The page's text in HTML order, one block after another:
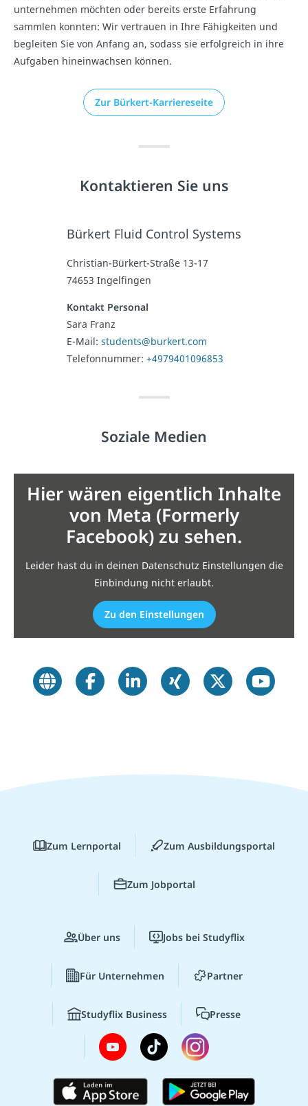
unternehmen möchten oder bereits erste Erfahrung
sammlen konnten: Wir vertrauen in Ihre Fähigkeiten und
begleiten Sie von Anfang an, sodass sie erfolgreich in ihre
Aufgaben hineinwachsen können.
Zur Bürkert-Karriereseite
Kontaktieren Sie uns
Bürkert Fluid Control Systems
Christian-Bürkert-Straße 13-17
74653 Ingelfingen
Kontakt Personal
Sara Franz
E-Mail: students@burkert.com
Telefonnummer: +4979401096853
Soziale Medien
Hier wären eigentlich Inhalte
von Meta (Formerly
Facebook) zu sehen.
Leider hast du in deinen Datenschutz Einstellungen die
Einbindung nicht erlaubt.
Zu den Einstellungen
Zum Lernportal Zum Ausbildungsportal
Zum Jobportal
Über uns Jobs bei Studyflix
Für Unternehmen Partner
Studyflix Business Presse